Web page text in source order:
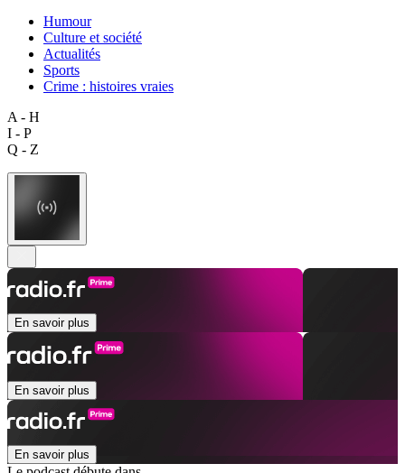
Humour
Culture et société
Actualités
Sports
Crime : histoires vraies
A - H
I - P
Q - Z
En savoir plus
En savoir plus
En savoir plus